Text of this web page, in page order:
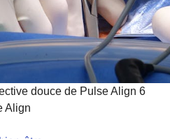
douce de Pulse Align 6
Align